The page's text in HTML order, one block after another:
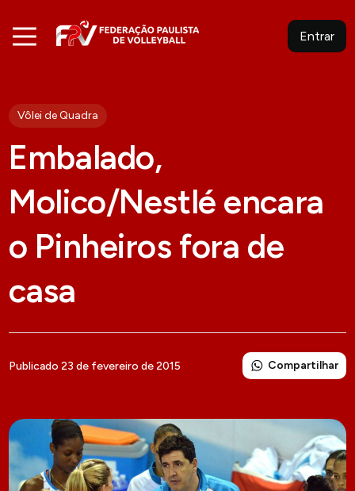
Entrar
Vôlei de Quadra
Embalado,
Molico/Nestlé encara
o Pinheiros fora de
casa
Publicado 23 de fevereiro de 2015 Compartilhar